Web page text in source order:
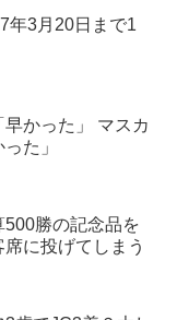
年3月20日まで1
かった」 マスカ
た」
勝の記念品を
に投げてしまう